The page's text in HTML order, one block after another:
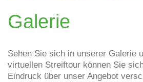
Galerie
Sehen Sie sich in unserer Galerie
virtuellen Streiftour können Sie
Eindruck über unser Angebot